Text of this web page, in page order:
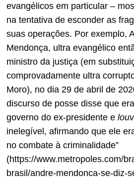
evangélicos em particular –
na tentativa de esconder as
suas operações. Por exemplo,
Mendonça, ultra evangélico
ministro da justiça (em
comprovadamente ultra
Moro), no dia 29 de abril de
discurso de posse disse que era
governo do ex-presidente e
inelegível, afirmando que ele
no combate à criminalidade”
(https://www.metropoles.com/
brasil/andre-mendonca-se-diz-